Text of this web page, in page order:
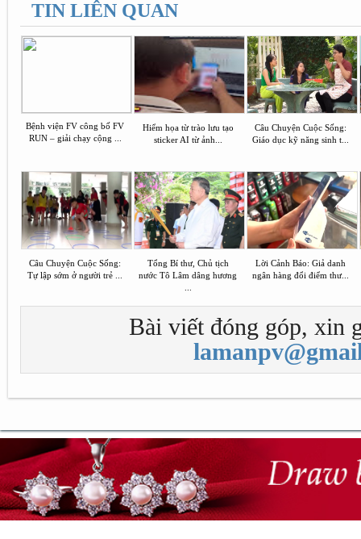
TIN LIÊN QUAN
Bệnh viện FV công bố FV
RUN – giải chạy cộng ...
Hiểm họa từ trào lưu tạo
sticker AI từ ảnh...
Câu Chuyện Cuộc Sống:
Giáo dục kỹ năng sinh t...
Câu Chuyện Cuộc Sống:
Tự lập sớm ở người trẻ ...
Tổng Bí thư, Chủ tịch
nước Tô Lâm dâng hương
Lời Cảnh Báo: Giả danh
ngân hàng đổi điểm thư...
Bài viết đóng góp, xin